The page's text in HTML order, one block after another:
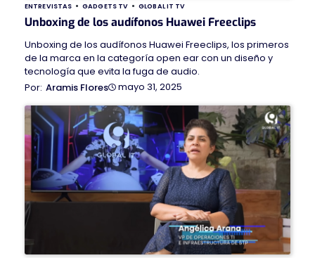
ENTREVISTAS GADGETS TV GLOBAL IT TV
Unboxing de los audífonos Huawei Freeclips
Unboxing de los audífonos Huawei Freeclips, los primeros
de la marca en la categoría open ear con un diseño y
tecnología que evita la fuga de audio.
Aramis Flores
mayo 31, 2025